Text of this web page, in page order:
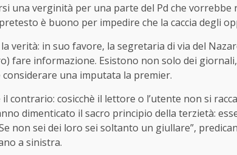
una verginità per una parte del Pd che vorrebbe
è buono per impedire che la caccia degli
verità: in suo favore, la segretaria di via del
fare informazione. Esistono non solo dei
una imputata la premier.
contrario: cosicchè il lettore o l’utente non si
dimenticato il sacro principio della terzietà:
non sei dei loro sei soltanto un giullare”,
a sinistra.